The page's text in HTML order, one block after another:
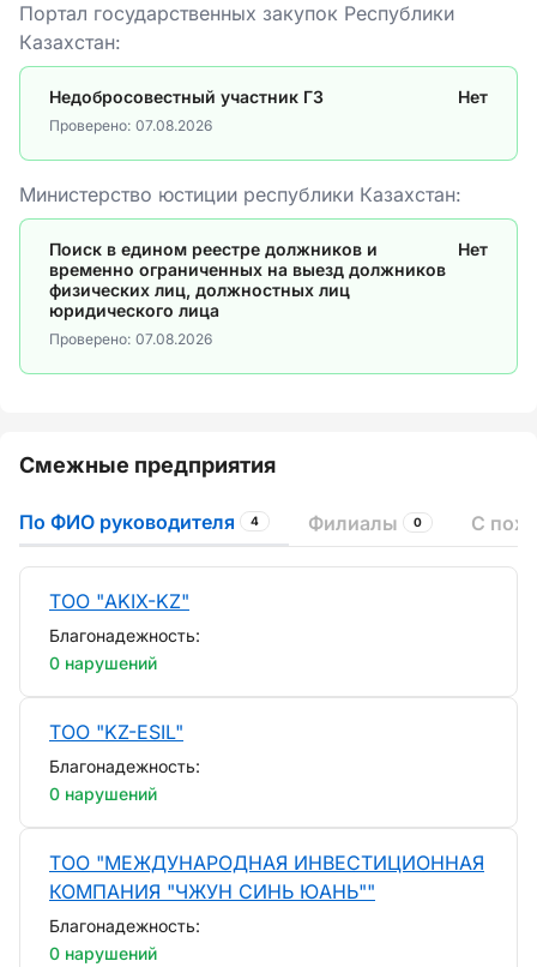
Портал государственных закупок Республики
Казахстан:
Недобросовестный участник ГЗ Нет
Проверено: 07.08.2026
Министерство юстиции республики Казахстан:
Поиск в едином реестре должников и
временно ограниченных на выезд должников
физических лиц, должностных лиц
юридического лица
Нет
Проверено: 07.08.2026
Смежные предприятия
По ФИО руководителя 4 Филиалы 0 С
ТОО "AKIX-KZ"
Благонадежность:
0 нарушений
ТОО "KZ-ESIL"
Благонадежность:
0 нарушений
ТОО "МЕЖДУНАРОДНАЯ ИНВЕСТИЦИОННАЯ
КОМПАНИЯ "ЧЖУН СИНЬ ЮАНЬ""
Благонадежность:
0 нарушений